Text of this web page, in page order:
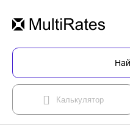
Калькулятор